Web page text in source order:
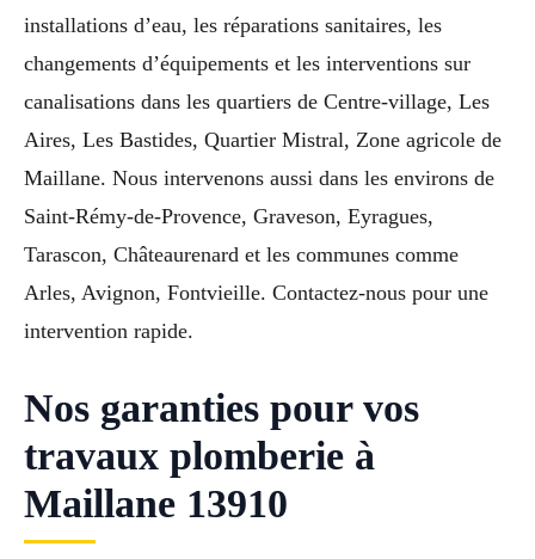
installations d’eau, les réparations sanitaires, les
changements d’équipements et les interventions sur
canalisations dans les quartiers de Centre-village, Les
Aires, Les Bastides, Quartier Mistral, Zone agricole de
Maillane. Nous intervenons aussi dans les environs de
Saint-Rémy-de-Provence, Graveson, Eyragues,
Tarascon, Châteaurenard et les communes comme
Arles, Avignon, Fontvieille. Contactez-nous pour une
intervention rapide.
Nos garanties pour vos
travaux plomberie à
Maillane 13910